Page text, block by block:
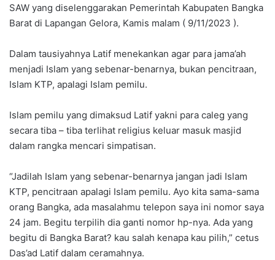
SAW yang diselenggarakan Pemerintah Kabupaten Bangka
Barat di Lapangan Gelora, Kamis malam ( 9/11/2023 ).
Dalam tausiyahnya Latif menekankan agar para jama’ah
menjadi Islam yang sebenar-benarnya, bukan pencitraan,
Islam KTP, apalagi Islam pemilu.
Islam pemilu yang dimaksud Latif yakni para caleg yang
secara tiba – tiba terlihat religius keluar masuk masjid
dalam rangka mencari simpatisan.
“Jadilah Islam yang sebenar-benarnya jangan jadi Islam
KTP, pencitraan apalagi Islam pemilu. Ayo kita sama-sama
orang Bangka, ada masalahmu telepon saya ini nomor saya
24 jam. Begitu terpilih dia ganti nomor hp-nya. Ada yang
begitu di Bangka Barat? kau salah kenapa kau pilih,” cetus
Das’ad Latif dalam ceramahnya.